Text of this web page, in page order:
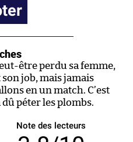
être perdu sa femme,
son job, mais jamais
en un match. C’est
péter les plombs.
Note des lecteurs